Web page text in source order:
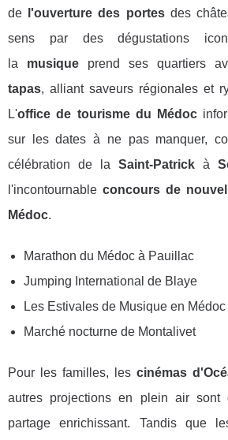
de
l'ouverture des portesdes
sens par des dégustations
la musiqueprend ses quartiers
tapas, alliant saveurs régionales et
L'office de tourisme du Médoc
sur les dates à ne pas manquer,
célébration de la Saint-Patrickà
l'incontournableconcours de
Médoc.
Marathon du Médoc à Pauillac
Jumping International de Blaye
Les Estivales de Musique en Médoc
Marché nocturne de Montalivet
Pour les familles, les cinémas
autres projections en plein air sont
partage enrichissant. Tandis que